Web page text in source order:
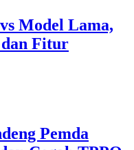
Model Lama,
Fitur
Pemda